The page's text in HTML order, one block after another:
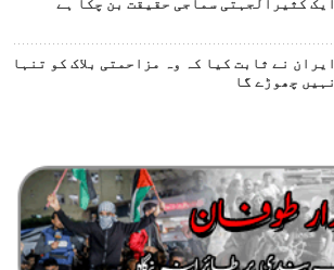
ایک کثیرالجہتی سماجی حقیقت بن چکا ہے
ایران نے ثابت کیا کہ وہ مزاحمتی بلاک کو تنہا
نہیں چھوڑے گا